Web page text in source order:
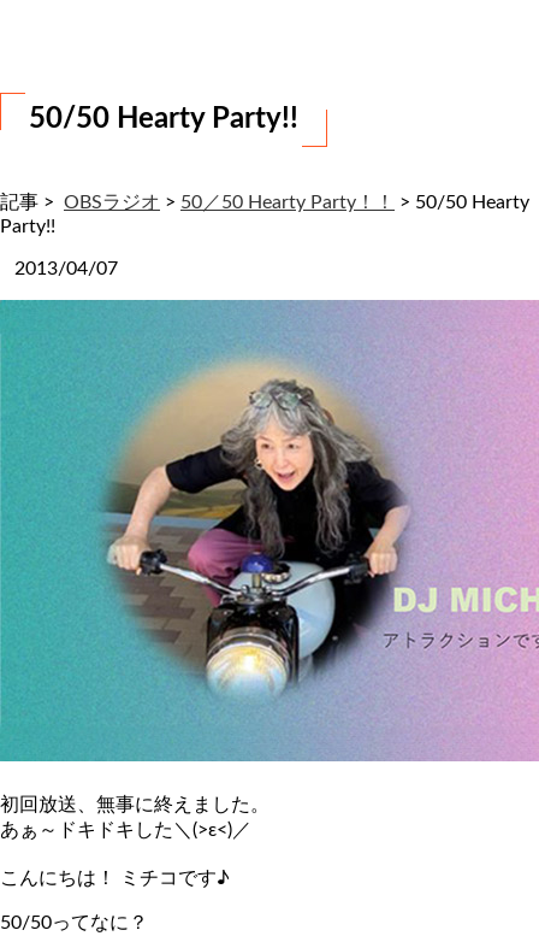
50/50 Hearty Party!!
記事 > OBSラジオ > 50／50 Hearty Party！！ > 50/50 Hearty
Party!!
2013/04/07
初回放送、無事に終えました。
あぁ～ドキドキした＼(>ε<)／
こんにちは！ ミチコです♪
50/50ってなに？